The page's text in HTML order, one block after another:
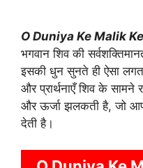
O Duniya Ke Malik
भगवान शिव की
इसकी धुन सुनते ही ऐसा
और प्रार्थनाएँ शिव के सामने
और ऊर्जा झलकती है, जो
देती है।